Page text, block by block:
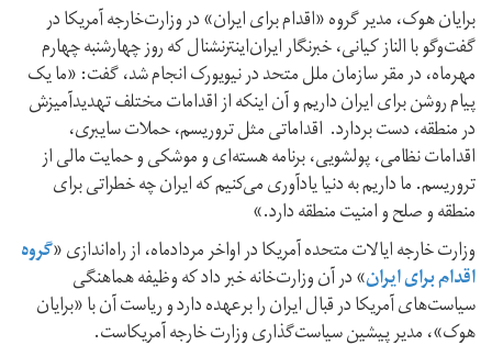
برایان هوک، مدیر گروه «اقدام برای ایران» در وزارت‌خارجه آمریکا در
گفت‌وگو با الناز کیانی، خبرنگار ایران‌اینترنشنال که روز چهارشنبه چهارم
مهرماه، در مقر سازمان ملل متحد در نیویورک انجام شد، گفت: «ما یک
پیام روشن برای ایران داریم و آن اینکه از اقدامات مختلف تهدیدآمیزش
در منطقه، دست بردارد. اقداماتی مثل تروریسم، حملات سایبری،
اقدامات نظامی، پولشویی، برنامه هسته‌ای و موشکی و حمایت مالی از
تروریسم. ما داریم به دنیا یادآوری می‌کنیم که ایران چه خطراتی برای
منطقه و صلح و امنیت منطقه دارد.»
وزارت خارجه ایالات متحده آمریکا در اواخر مردادماه، از راه‌اندازی «گروه
اقدام برای ایران» در آن وزارت‌خانه خبر داد که وظیفه هماهنگی
سیاست‌های آمریکا در قبال ایران را برعهده دارد و ریاست آن با «برایان
هوک»، مدیر پیشین سیاست‌گذاری وزارت خارجه آمریکاست.